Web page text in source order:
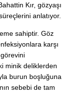
Kır, gözyaşı
anlatıyor.
sahiptir. Göz
karşı
minik deliklerden
burun boşluğuna
sebebi de tam